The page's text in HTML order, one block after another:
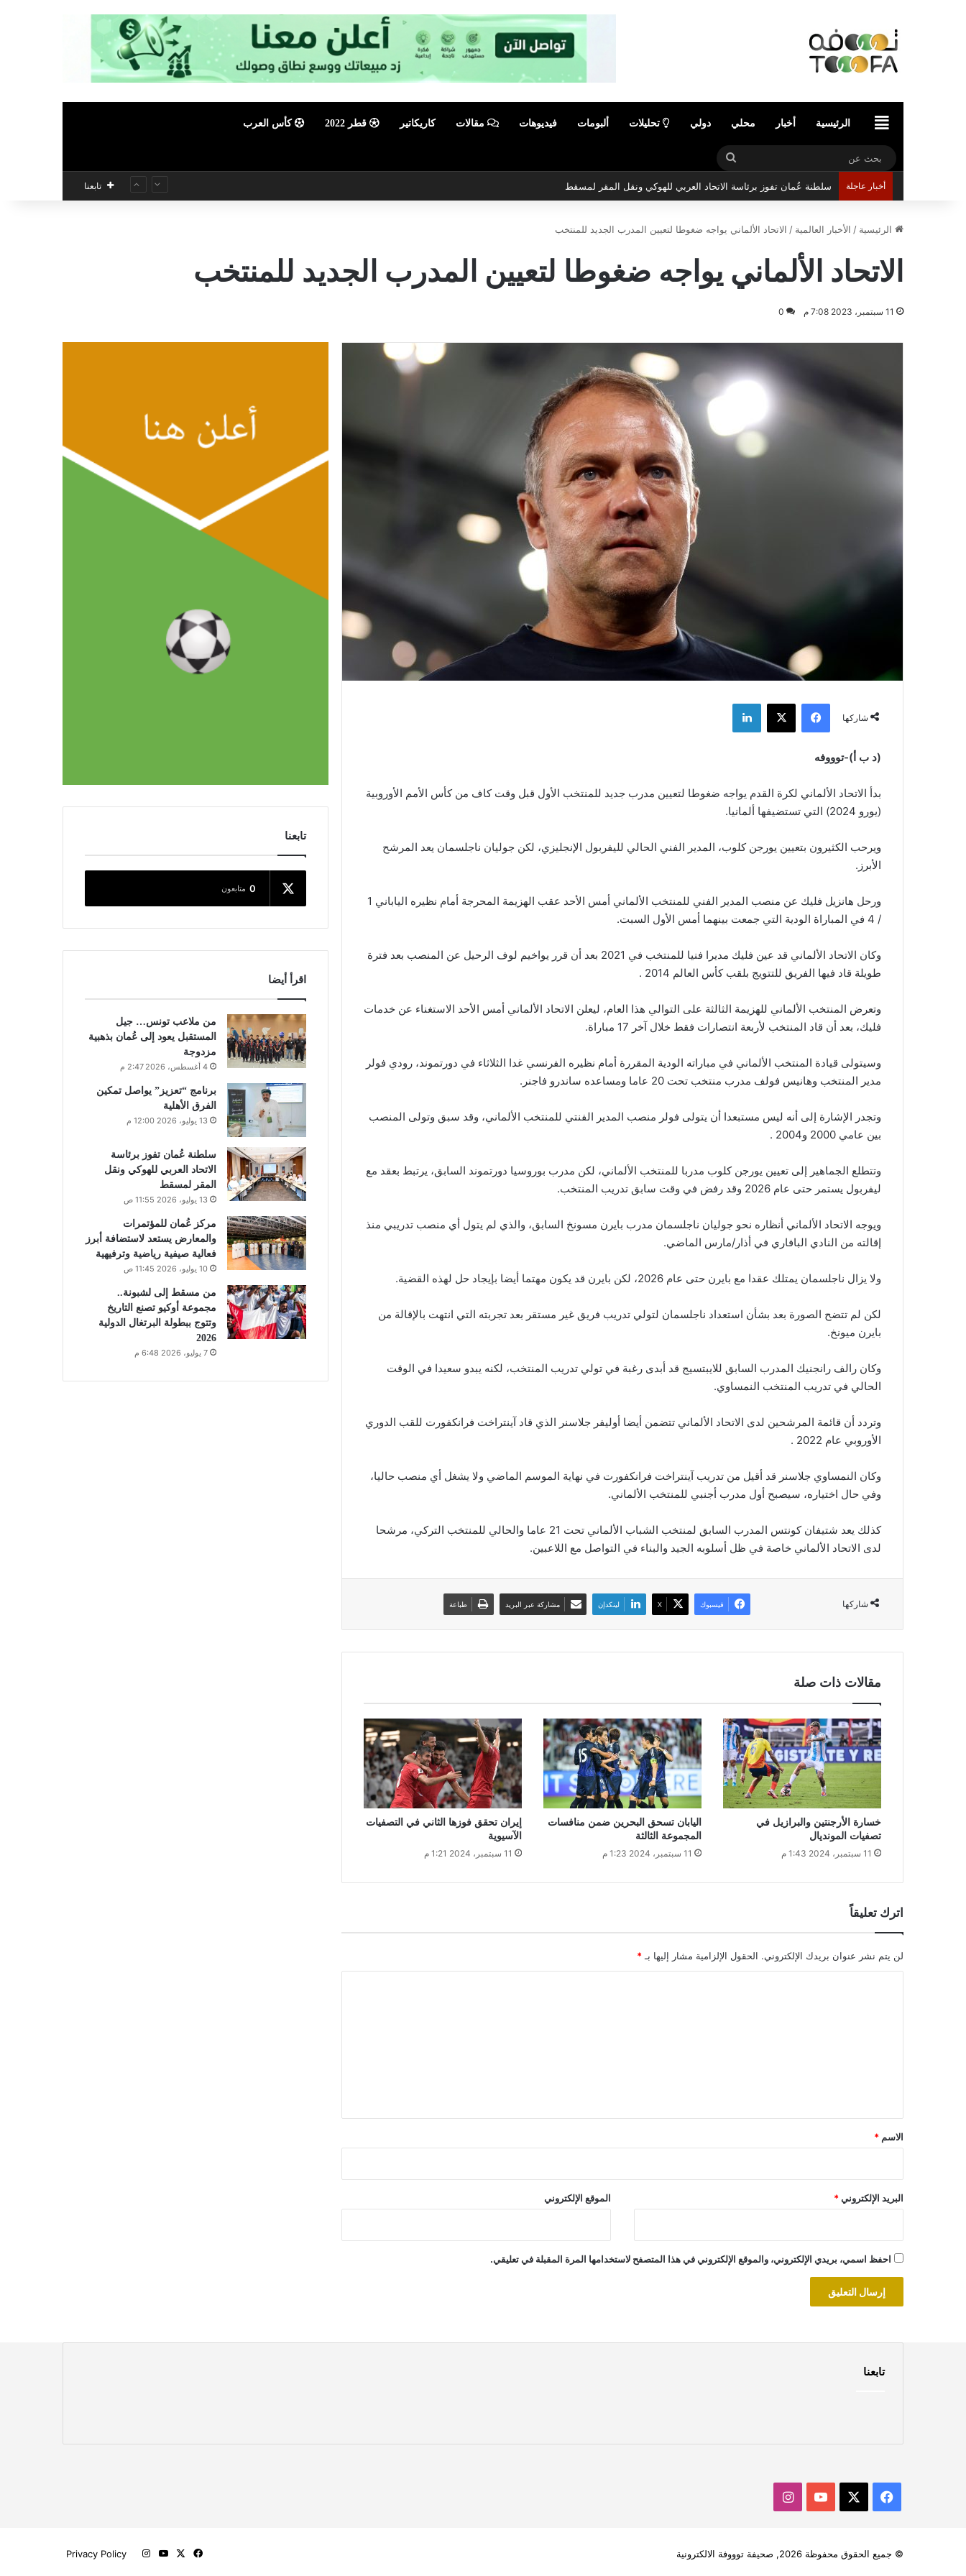
الرئيسيةالرئيسية أخبار محلي دولي تحليلات ألبومات فيديوهات مقالات كاريكاتير قطر 2022 كأس العرب
بحث
عن
أخبار عاجلة تابعنا
الرئيسية / الأخبار العالمية / الاتحاد الألماني يواجه ضغوطا لتعيين المدرب الجديد للمنتخب
الاتحاد الألماني يواجه ضغوطا لتعيين المدرب الجديد للمنتخب
11 سبتمبر، 2023 7:08 م 0
شاركها
فيسبوك ‫X لينكدإن
(د ب أ)-توووفه
بدأ الاتحاد الألماني لكرة القدم يواجه ضغوطا لتعيين مدرب جديد للمنتخب الأول قبل وقت كاف من كأس الأمم الأوروبية
(يورو 2024) التي تستضيفها ألمانيا.
ويرحب الكثيرون بتعيين يورجن كلوب، المدير الفني الحالي لليفربول الإنجليزي، لكن جوليان ناجلسمان يعد المرشح
الأبرز.
ورحل هانزيل فليك عن منصب المدير الفني للمنتخب الألماني أمس الأحد عقب الهزيمة المحرجة أمام نظيره الياباني 1
/ 4 في المباراة الودية التي جمعت بينهما أمس الأول السبت.
وكان الاتحاد الألماني قد عين فليك مديرا فنيا للمنتخب في 2021 بعد أن قرر يواخيم لوف الرحيل عن المنصب بعد فترة
طويلة قاد فيها الفريق للتتويج بلقب كأس العالم 2014 .
وتعرض المنتخب الألماني للهزيمة الثالثة على التوالي هذا العام، ليعلن الاتحاد الألماني أمس الأحد الاستغناء عن خدمات
فليك، بعد أن قاد المنتخب لأربعة انتصارات فقط خلال آخر 17 مباراة.
وسيتولى قيادة المنتخب الألماني في مباراته الودية المقررة أمام نظيره الفرنسي غدا الثلاثاء في دورتموند، رودي فولر
مدير المنتخب وهانيس فولف مدرب منتخب تحت 20 عاما ومساعده ساندرو فاجنر.
وتجدر الإشارة إلى أنه ليس مستبعدا أن يتولى فولر منصب المدير الفنتي للمنتخب الألماني، وقد سبق وتولى المنصب
بين عامي 2000 و2004 .
وتتطلع الجماهير إلى تعيين يورجن كلوب مدربا للمنتخب الألماني، لكن مدرب بوروسيا دورتموند السابق، يرتبط بعقد مع
ليفربول يستمر حتى عام 2026 وقد رفض في وقت سابق تدريب المنتخب.
ويوجه الاتحاد الألماني أنظاره نحو جوليان ناجلسمان مدرب بايرن مسونخ السابق، والذي لم يتول أي منصب تدريبي منذ
إقالته من النادي البافاري في أذار/مارس الماضي.
ولا يزال ناجلسمان يمتلك عقدا مع بايرن حتى عام 2026، لكن بايرن قد يكون مهتما أيضا بإيجاد حل لهذه القضية.
لكن لم تتضح الصورة بعد بشأن استعداد ناجلسمان لتولي تدريب فريق غير مستقر بعد تجربته التي انتهت بالإقالة من
بايرن ميونخ.
وكان رالف رانجنيك المدرب السابق للايبتسيج قد أبدى رغبة في تولي تدريب المنتخب، لكنه يبدو سعيدا في الوقت
الحالي في تدريب المنتخب النمساوي.
وتردد أن قائمة المرشحين لدى الاتحاد الألماني تتضمن أيضا أوليفر جلاسنر الذي قاد آينتراخت فرانكفورت للقب الدوري
الأوروبي عام 2022 .
وكان النمساوي جلاسنر قد أقيل من تدريب آينتراخت فرانكفورت في نهاية الموسم الماضي ولا يشغل أي منصب حاليا،
وفي حال اختياره، سيصبح أول مدرب أجنبي للمنتخب الألماني.
كذلك يعد شتيفان كونتس المدرب السابق لمنتخب الشباب الألماني تحت 21 عاما والحالي للمنتخب التركي، مرشحا
لدى الاتحاد الألماني خاصة في ظل أسلوبه الجيد والبناء في التواصل مع اللاعبين.
شاركها فيسبوك ‫X لينكدإن مشاركة عبر البريد طباعة
مقالات ذات صلة
خسارة الأرجنتين والبرازيل في
تصفيات المونديال
11 سبتمبر، 2024 1:43 م
اليابان تسحق البحرين ضمن منافسات
المجموعة الثالثة
11 سبتمبر، 2024 1:23 م
إيران تحقق فوزها الثاني في التصفيات
الآسيوية
11 سبتمبر، 2024 1:21 م
اترك تعليقاً
لن يتم نشر عنوان بريدك الإلكتروني. الحقول الإلزامية مشار إليها بـ *
*
الاسم *
البريد الإلكتروني* الموقع الإلكتروني
احفظ اسمي، بريدي الإلكتروني، والموقع الإلكتروني في هذا المتصفح لاستخدامها المرة المقبلة في تعليقي.
تابعنا
0 متابعون
اقرأ أيضا
من ملاعب تونس… جيل
المستقبل يعود إلى عُمان بذهبية
مزدوجة
4 أغسطس، 2026 2:47 م
برنامج “تعزيز” يواصل تمكين
الفرق الأهلية
13 يوليو، 2026 12:00 م
سلطنة عُمان تفوز برئاسة
الاتحاد العربي للهوكي ونقل
المقر لمسقط
13 يوليو، 2026 11:55 ص
مركز عُمان للمؤتمرات
والمعارض يستعد لاستضافة أبرز
فعالية صيفية رياضية وترفيهية
10 يوليو، 2026 11:45 ص
من مسقط إلى لشبونة..
مجموعة أوكيو تصنع التاريخ
وتتوج ببطولة البرتغال الدولية
2026
7 يوليو، 2026 6:48 م
تابعنا
فيسبوك ‫YouTubeانستقرام
© جميع الحقوق محفوظة 2026, صحيفة توووفة الالكترونية Privacy Policy فيسبوك ‫YouTube
انستقرام